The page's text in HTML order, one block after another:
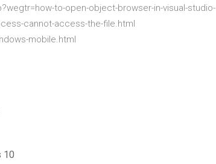
to-open-object-browser-in-visual-studio-
cannot-access-the-file.html
mobile.html
10